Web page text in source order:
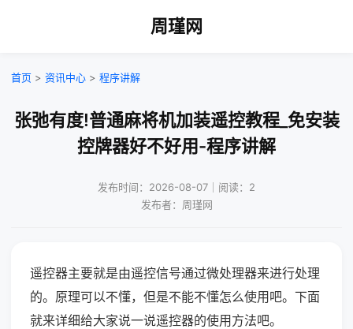
周瑾网
首页 > 资讯中心 > 程序讲解
张弛有度!普通麻将机加装遥控教程_免安装
控牌器好不好用-程序讲解
发布时间：2026-08-07｜阅读：2
发布者：周瑾网
遥控器主要就是由遥控信号通过微处理器来进行处理
的。原理可以不懂，但是不能不懂怎么使用吧。下面
就来详细给大家说一说遥控器的使用方法吧。